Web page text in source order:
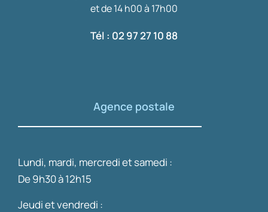
et de 14 h00 à 17h00
Tél : 02 97 27 10 88
Agence postale
Lundi, mardi, mercredi et samedi :
De 9h30 à 12h15
Jeudi et vendredi :